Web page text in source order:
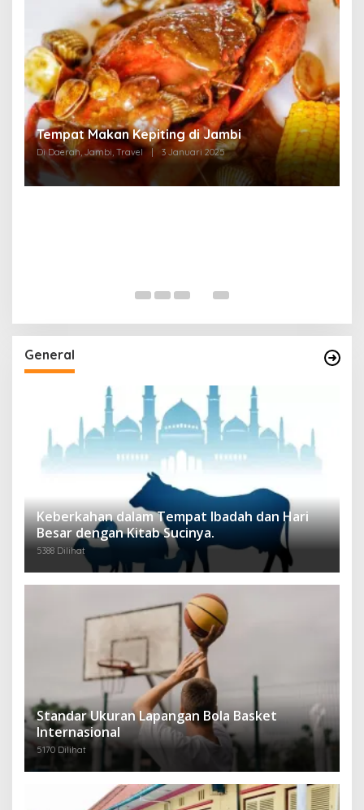
Tempat Makan di Thehok Jambi
Di Daerah, Jambi, Travel 3 Januari 2025
General
Keberkahan dalam Tempat Ibadah dan Hari
Besar dengan Kitab Sucinya.
5388 Dilihat
Standar Ukuran Lapangan Bola Basket
Internasional
5170 Dilihat